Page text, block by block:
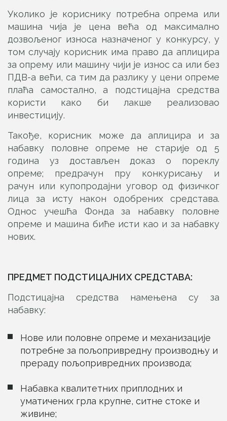
Уколико је кориснику потребна опрема или
машина чија је цена већа од максимално
дозвољеног износа назначеног у конкурсу, у
том случају корисник има право да аплицира
за опрему или машину чији је износ са или без
ПДВ-а већи, са тим да разлику у цени опреме
плаћа самостално, а подстицајна средства
користи како би лакше реализовао
инвестицију.
Такође, корисник може да аплицира и за
набавку половне опреме не старије од 5
година уз достављен доказ о пореклу
опреме; предрачун пру конкурисању и
рачун или купопродајни уговор од физичког
лица за исту након одобрених средстава.
Однос учешћа Фонда за набавку половне
опреме и машина биће исти као и за набавку
нових.
ПРЕДМЕТ ПОДСТИЦАЈНИХ СРЕДСТАВА:
Подстицајна средства намењена су за
набавку:
Нове или половне опреме и механизације
потребне за пољопривредну производњу и
прераду пољопривредних производа;
Набавка квалитетних приплодних и
уматичених грла крупне, ситне стоке и
живине;